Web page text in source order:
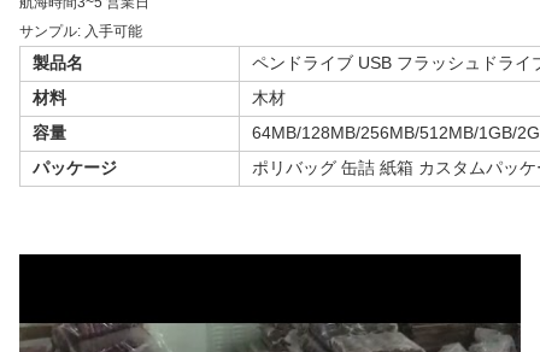
サンプル: 入手可能
製品名
ペンドライブ USB フラッシュドライ
材料
木材
容量
64MB/128MB/256MB/512MB/1GB/
パッケージ
ポリバッグ 缶詰 紙箱 カスタムパッケ